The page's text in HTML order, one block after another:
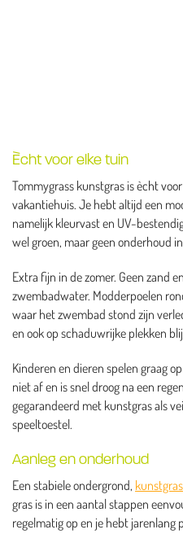
Ècht voor elke tuin
Tommygrass kunstgras is ècht
vakantiehuis. Je hebt altijd een
namelijk kleurvast en UV-
wel groen, maar geen onderhoud
Extra fijn in de zomer. Geen zand
zwembadwater. Modderpoelen
waar het zwembad stond zijn
en ook op schaduwrijke plekken
Kinderen en dieren spelen graag
niet af en is snel droog na een
gegarandeerd met kunstgras als
speeltoestel.
Aanleg en onderhoud
Een stabiele ondergrond, kunstgras
gras is in een aantal stappen
regelmatig op en je hebt jarenlang